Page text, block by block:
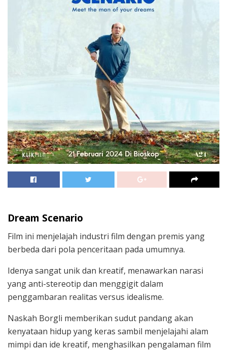
Dream Scenario
Film ini menjelajah industri film dengan premis yang
berbeda dari pola penceritaan pada umumnya.
Idenya sangat unik dan kreatif, menawarkan narasi
yang anti-stereotip dan menggigit dalam
penggambaran realitas versus idealisme.
Naskah Borgli memberikan sudut pandang akan
kenyataan hidup yang keras sambil menjelajahi alam
mimpi dan ide kreatif, menghasilkan pengalaman film